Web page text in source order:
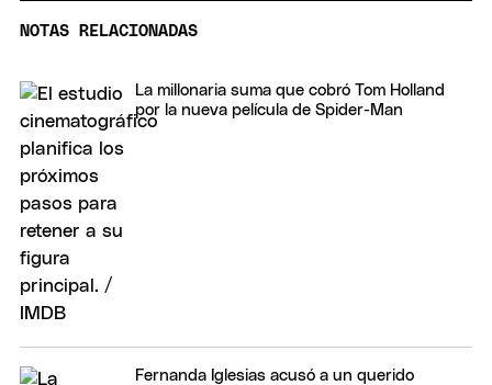
NOTAS RELACIONADAS
La millonaria suma que cobró Tom Holland
por la nueva película de Spider-Man
Fernanda Iglesias acusó a un querido